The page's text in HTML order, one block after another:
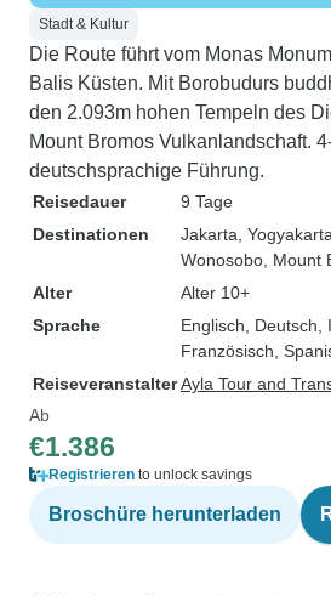
Stadt & Kultur
Die Route führt vom Monas
Balis Küsten. Mit Borobudurs
den 2.093m hohen Tempeln des
Mount Bromos Vulkanlandschaft.
deutschsprachige Führung.
Reisedauer
9 Tage
Destinationen
Jakarta , Yogyakarta
Wonosobo , Mount
Alter
Alter 10+
Sprache
Englisch, Deutsch,
Französisch,
ReiseveranstalterAyla Tour and
Ab
€1.386
Registrieren to unlock savings
Broschüre herunterladen